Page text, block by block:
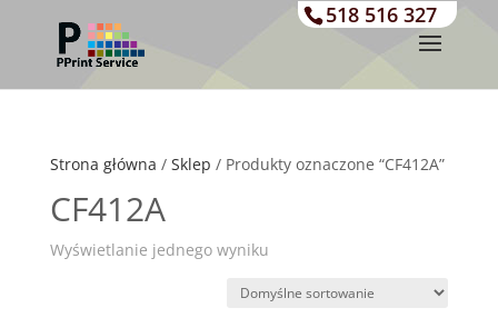
518 516 327
Strona główna / Sklep / Produkty oznaczone “CF412A”
CF412A
Wyświetlanie jednego wyniku